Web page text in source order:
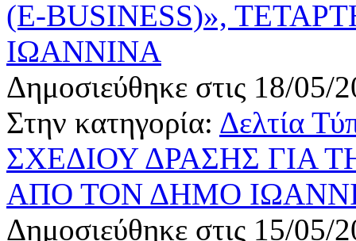
(E-BUSINESS)»,
ΙΩΑΝΝΙΝΑ
Δημοσιεύθηκε στις 18/05/
Στην κατηγορία: Δελτία
ΣΧΕΔΙΟΥ ΔΡΑΣΗΣ ΓΙΑ
ΑΠΟ ΤΟΝ ΔΗΜΟ
Δημοσιεύθηκε στις 15/05/